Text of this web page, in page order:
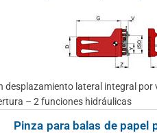
desplazamiento lateral integral por
– 2 funciones hidráulicas
Pinza para balas de papel